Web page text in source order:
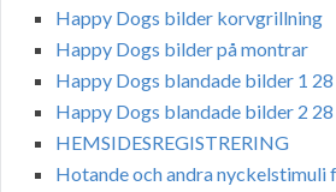
Happy Dogs bilder korvgrillning
Happy Dogs bilder på montrar
Happy Dogs blandade bilder 1
Happy Dogs blandade bilder 2
HEMSIDESREGISTRERING
Hotande och andra